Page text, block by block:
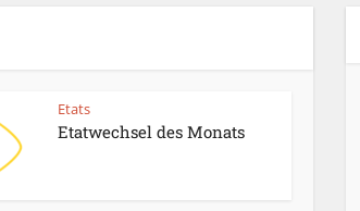
Etats
Etatwechsel des Monats